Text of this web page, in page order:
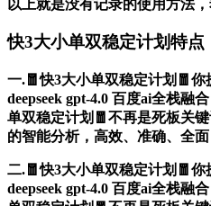
以上就是没有记录的使用方法，
快3大小单双稳定计划特点
一.🧧快3大小单双稳定计划🧧你
deepseek gpt-4.0 百度ai全栈融
单双稳定计划🧧不再是死板关
的智能分析，高效、准确、全
二.🧧快3大小单双稳定计划🧧你
deepseek gpt-4.0 百度ai全栈融